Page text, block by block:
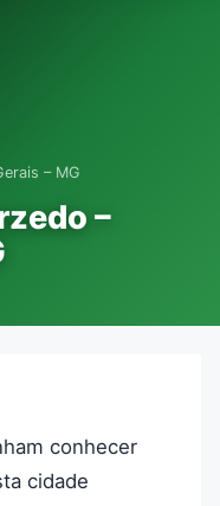
– MG
–
conhecer
cidade